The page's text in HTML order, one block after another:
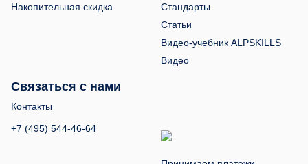
Накопительная скидка
Стандарты
Статьи
Видео-учебник ALPSKILLS
Видео
Связаться с нами
Контакты
+7 (495) 544-46-64